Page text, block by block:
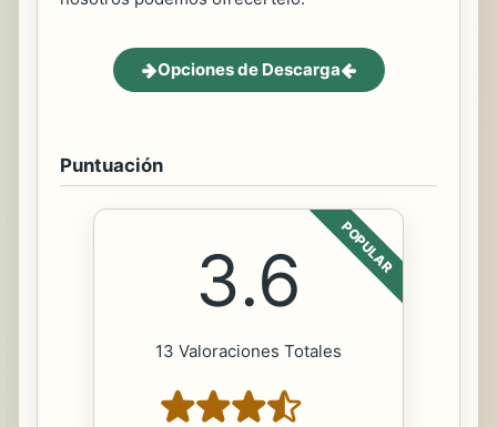
Opciones de Descarga
Puntuación
POPULAR
3.6
13 Valoraciones Totales